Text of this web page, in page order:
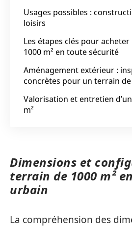
Usages possibles :
loisirs
Les étapes clés pour
1000 m² en toute sécurité
Aménagement extérieur :
concrètes pour un terrain de
Valorisation et entretien
m²
Dimensions et
terrain de 1000 m²
urbain
La compréhension des